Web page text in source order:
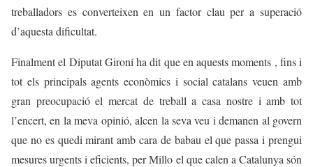
treballadors es converteixen en un factor clau per a superació
d’aquesta dificultat.
Finalment el Diputat Gironí ha dit que en aquests moments , fins i
tot els principals agents econòmics i social catalans veuen amb
gran preocupació el mercat de treball a casa nostre i amb tot
l’encert, en la meva opinió, alcen la seva veu i demanen al govern
que no es quedi mirant amb cara de babau el que passa i prengui
mesures urgents i eficients, per Millo el que calen a Catalunya són